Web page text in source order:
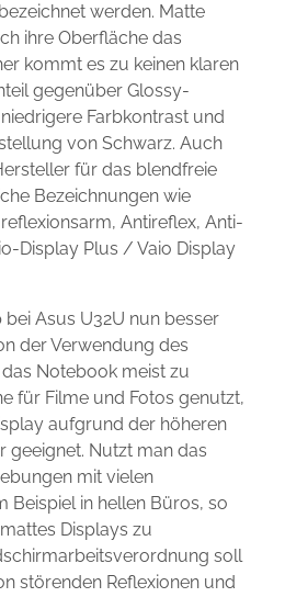
werden. Matte
ihre Oberfläche das
kommt es zu keinen klaren
gegenüber Glossy-
Farbkontrast und
von Schwarz. Auch
für das blendfreie
Bezeichnungen wie
Antireflex, Anti-
Display Plus / Vaio Display
Asus U32U nun besser
der Verwendung des
Notebook meist zu
für Filme und Fotos genutzt,
aufgrund der höheren
geeignet. Nutzt man das
mit vielen
Beispiel in hellen Büros, so
Displays zu
soll
störenden Reflexionen und